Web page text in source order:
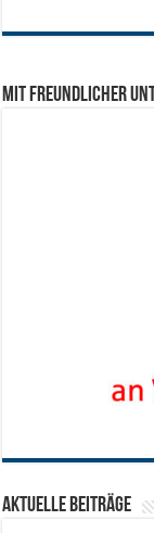
Mit freundlicher
Aktuelle Beiträge